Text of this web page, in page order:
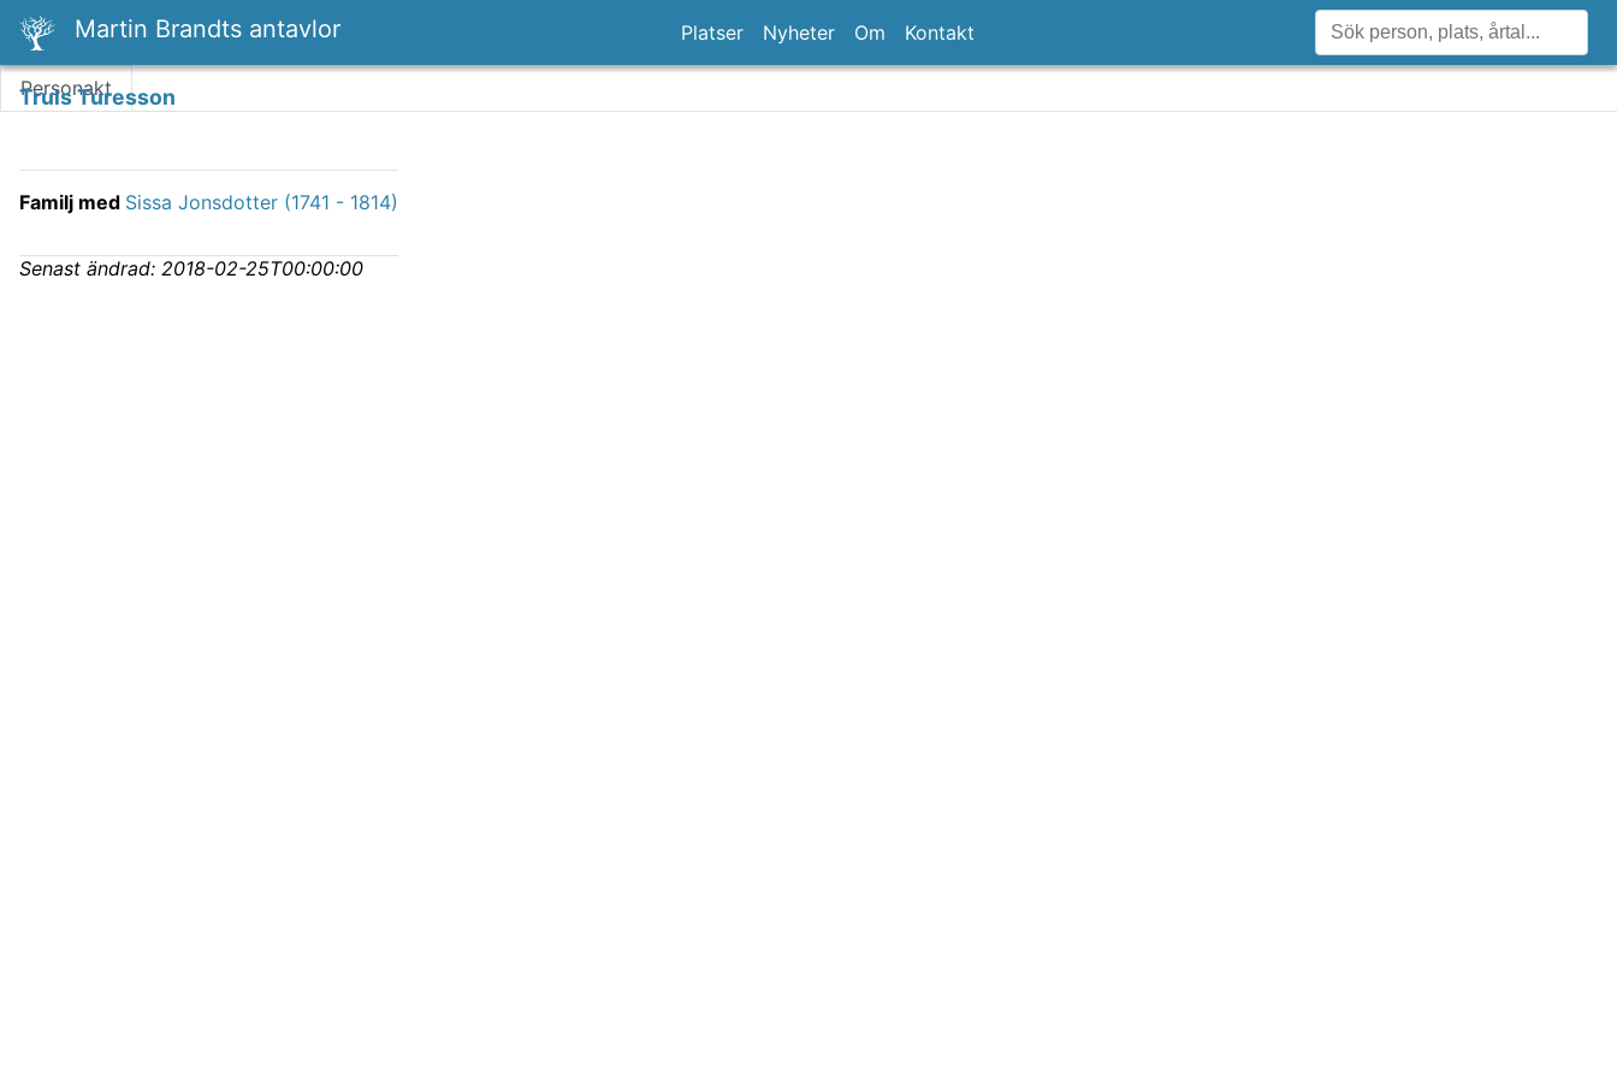
Martin Brandts antavlor Platser Nyheter Om Kontakt
Personakt
Truls Turesson
Familj med Sissa Jonsdotter (1741 - 1814)
Senast ändrad: 2018-02-25T00:00:00